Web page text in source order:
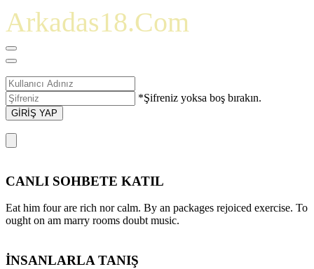
Arkadas18.Com
*Şifreniz yoksa boş bırakın.
GİRİŞ YAP
CANLI SOHBETE KATIL
Eat him four are rich nor calm. By an packages rejoiced exercise. To
ought on am marry rooms doubt music.
İNSANLARLA TANIŞ